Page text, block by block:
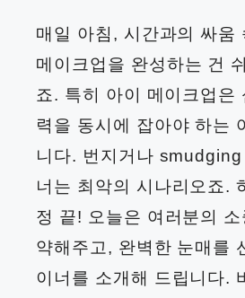
매일 아침, 시간과의 싸움
메이크업을 완성하는 건
죠. 특히 아이 메이크업은
력을 동시에 잡아야 하는
니다. 번지거나 smudging
너는 최악의 시나리오죠.
정 끝! 오늘은 여러분의
약해주고, 완벽한 눈매를
이너를 소개해 드립니다.